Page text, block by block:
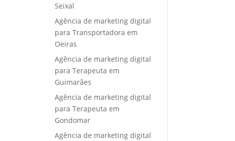
Seixal
Agência de marketing digital
para Transportadora em
Oeiras
Agência de marketing digital
para Terapeuta em
Guimarães
Agência de marketing digital
para Terapeuta em
Gondomar
Agência de marketing digital